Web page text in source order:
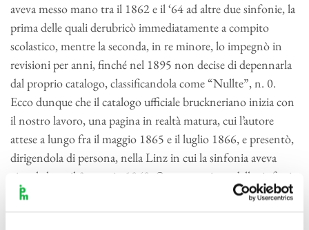
aveva messo mano tra il 1862 e il ‘64 ad altre due sinfonie, la
prima delle quali derubricò immediatamente a compito
scolastico, mentre la seconda, in re minore, lo impegnò in
revisioni per anni, finché nel 1895 non decise di depennarla
dal proprio catalogo, classificandola come “Nullte”, n. 0.
Ecco dunque che il catalogo ufficiale bruckneriano inizia con
il nostro lavoro, una pagina in realtà matura, cui l’autore
attese a lungo fra il maggio 1865 e il luglio 1866, e presentò,
dirigendola di persona, nella Linz in cui la sinfonia aveva
visto la luce, il 9 maggio 1868. Questa versione della sinfonia
si chiama appunto “di Linz”, per distinguerla dalla versione